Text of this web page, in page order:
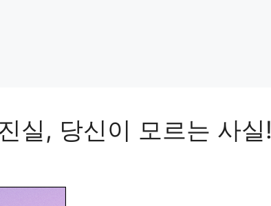
실, 당신이 모르는 사실!